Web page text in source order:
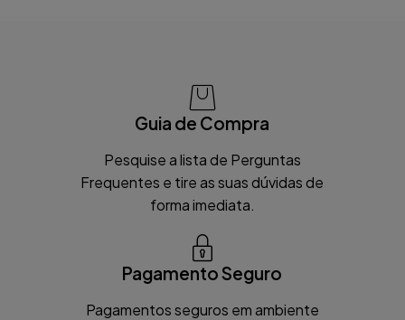
Guia de Compra
Pesquise a lista de Perguntas
Frequentes e tire as suas dúvidas de
forma imediata.
Pagamento Seguro
Pagamentos seguros em ambiente